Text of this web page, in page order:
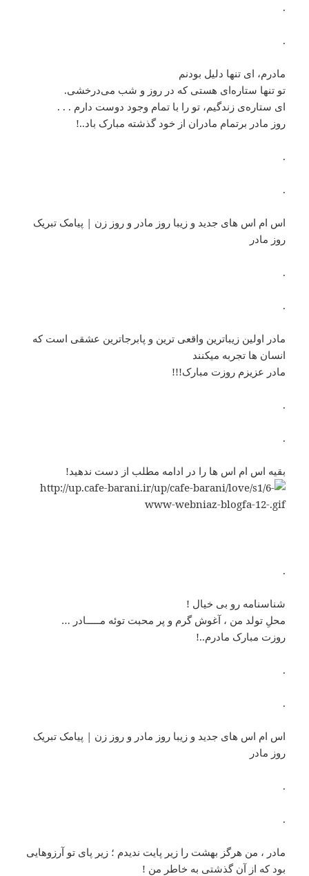
.
.
مادرم، ای تنها دلیل بودنم
تو تنها ستاره‌ای هستی که در روز و شب می‌درخشی.
ای ستاره‌ی زندگیم، تو را با تمام وجود دوست دارم . . .
روز مادر برتمام مادران از خود گذشته مبارک باد..!
.
.
اس ام اس های جدید و زیبا روز مادر و روز زن | پیامک تبریک
روز مادر
.
.
مادر اولین زیباترین واقعی ترین و پابرجاترین عشقی است که
انسان ها تجربه میکنند
مادر عزیزم روزت مبارک!!!
.
.
بقیه اس ام اس ها را در ادامه مطلب از دست ندهید!
.
شناسنامه رو بی خیال !
محلِ تولد من ، آغوش گرم و پر محبت توئه مـــــادر …
روزت مبارک مادرم..!
.
.
اس ام اس های جدید و زیبا روز مادر و روز زن | پیامک تبریک
روز مادر
.
.
مادر ، من هرگز بهشت را زیر پایت ندیدم ؛ زیر پای تو آرزوهایی
بود که از آن گذشتی به خاطر من !